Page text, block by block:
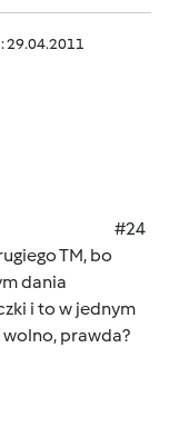
: 29.04.2011
#24
TM, bo
dania
i to w jednym
prawda?